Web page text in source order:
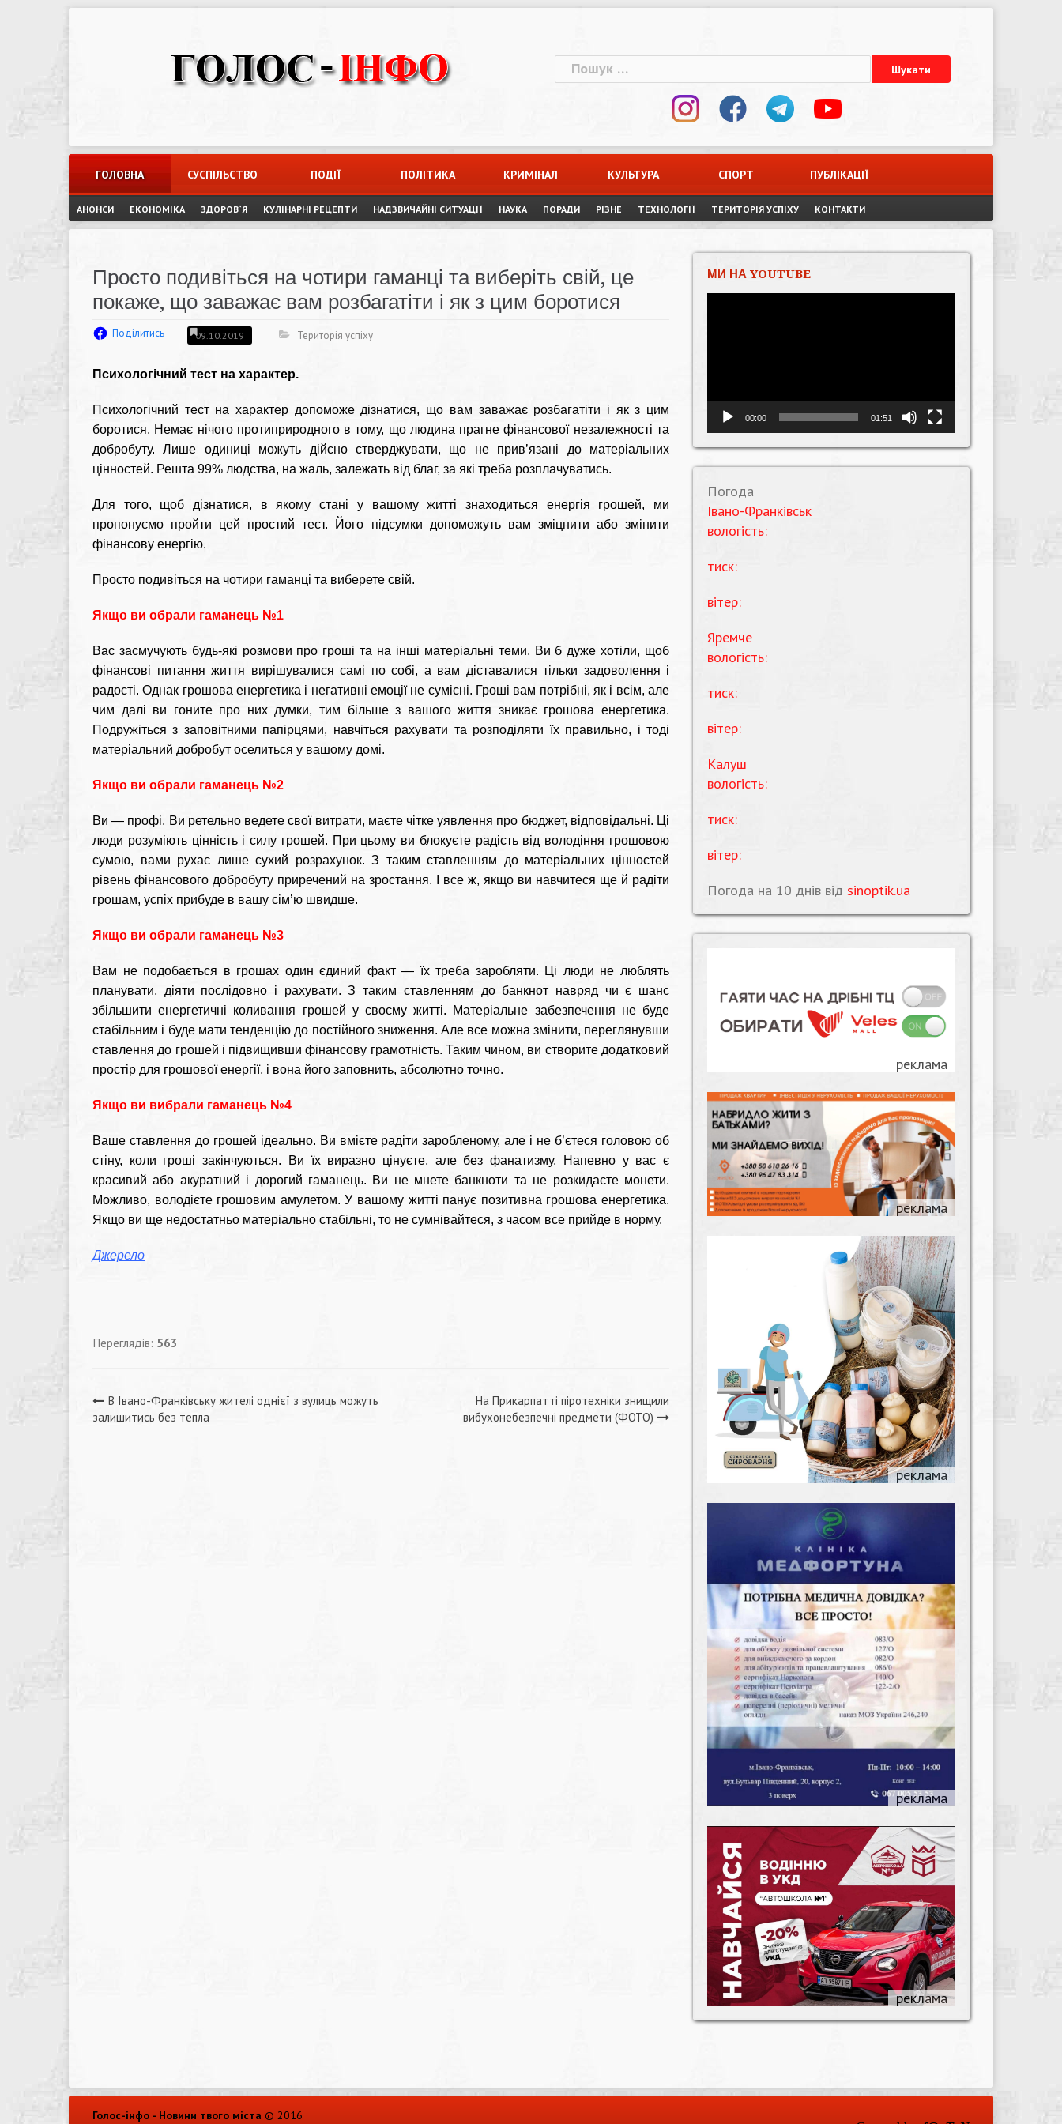
Пошук:
ГОЛОВНА СУСПІЛЬСТВО ПОДІЇ ПОЛІТИКА КРИМІНАЛ КУЛЬТУРА СПОРТ ПУБЛІКАЦІЇ
АНОНСИ ЕКОНОМІКА ЗДОРОВ`Я КУЛІНАРНІ РЕЦЕПТИ НАДЗВИЧАЙНІ СИТУАЦІЇ НАУКА ПОРАДИ РІЗНЕ ТЕХНОЛОГІЇ ТЕРИТОРІЯ УСПІХУ КОНТАКТИ
Просто подивіться на чотири гаманці та виберіть свій, це
покаже, що заважає вам розбагатіти і як з цим боротися
Поділитись 09.10.2019 Територія успіху
Психологічний тест на характер.
Психологічний тест на характер допоможе дізнатися, що вам заважає розбагатіти і як з цим
боротися. Немає нічого протиприродного в тому, що людина прагне фінансової незалежності та
добробуту. Лише одиниці можуть дійсно стверджувати, що не прив’язані до матеріальних
цінностей. Решта 99% людства, на жаль, залежать від благ, за які треба розплачуватись.
Для того, щоб дізнатися, в якому стані у вашому житті знаходиться енергія грошей, ми
пропонуємо пройти цей простий тест. Його підсумки допоможуть вам зміцнити або змінити
фінансову енергію.
Просто подивіться на чотири гаманці та виберете свій.
Якщо ви обрали гаманець №1
Вас засмучують будь-які розмови про гроші та на інші матеріальні теми. Ви б дуже хотіли, щоб
фінансові питання життя вирішувалися самі по собі, а вам діставалися тільки задоволення і
радості. Однак грошова енергетика і негативні емоції не сумісні. Гроші вам потрібні, як і всім, але
чим далі ви гоните про них думки, тим більше з вашого життя зникає грошова енергетика.
Подружіться з заповітними папірцями, навчіться рахувати та розподіляти їх правильно, і тоді
матеріальний добробут оселиться у вашому домі.
Якщо ви обрали гаманець №2
Ви — профі. Ви ретельно ведете свої витрати, маєте чітке уявлення про бюджет, відповідальні. Ці
люди розуміють цінність і силу грошей. При цьому ви блокуєте радість від володіння грошовою
сумою, вами рухає лише сухий розрахунок. З таким ставленням до матеріальних цінностей
рівень фінансового добробуту приречений на зростання. І все ж, якщо ви навчитеся ще й радіти
грошам, успіх прибуде в вашу сім’ю швидше.
Якщо ви обрали гаманець №3
Вам не подобається в грошах один єдиний факт — їх треба заробляти. Ці люди не люблять
планувати, діяти послідовно і рахувати. З таким ставленням до банкнот навряд чи є шанс
збільшити енергетичні коливання грошей у своєму житті. Матеріальне забезпечення не буде
стабільним і буде мати тенденцію до постійного зниження. Але все можна змінити, переглянувши
ставлення до грошей і підвищивши фінансову грамотність. Таким чином, ви створите додатковий
простір для грошової енергії, і вона його заповнить, абсолютно точно.
Якщо ви вибрали гаманець №4
Ваше ставлення до грошей ідеально. Ви вмієте радіти заробленому, але і не б’єтеся головою об
стіну, коли гроші закінчуються. Ви їх виразно цінуєте, але без фанатизму. Напевно у вас є
красивий або акуратний і дорогий гаманець. Ви не мнете банкноти та не розкидаєте монети.
Можливо, володієте грошовим амулетом. У вашому житті панує позитивна грошова енергетика.
Якщо ви ще недостатньо матеріально стабільні, то не сумнівайтеся, з часом все прийде в норму.
Джерело
Переглядів: 563
Навігація
В Івано-Франківську жителі однієї з вулиць можуть
залишитись без тепла
На Прикарпатті піротехніки знищили
вибухонебезпечні предмети (ФОТО)
МИ НА YOUTUBE
00:00 01:51
Погода
Івано-Франківськ
вологість:
тиск:
вітер:
Яремче
вологість:
тиск:
вітер:
Калуш
вологість:
тиск:
вітер:
Погода на 10 днів від sinoptik.ua
Голос-інфо - Новини твого міста © 2016